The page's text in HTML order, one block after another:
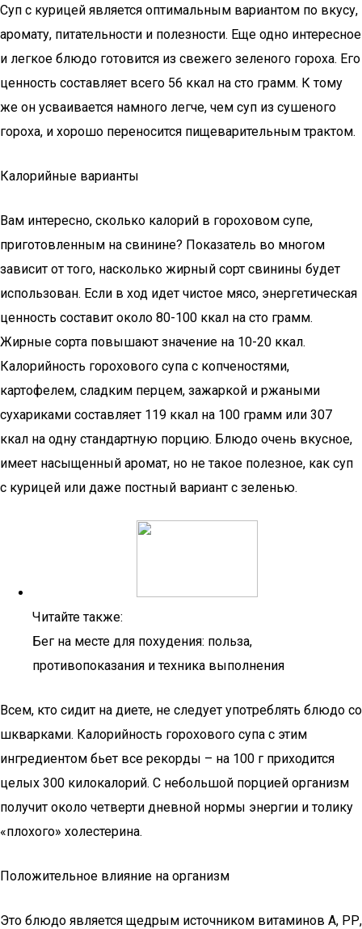
Суп с курицей является оптимальным вариантом по вкусу,
аромату, питательности и полезности. Еще одно интересное
и легкое блюдо готовится из свежего зеленого гороха. Его
ценность составляет всего 56 ккал на сто грамм. К тому
же он усваивается намного легче, чем суп из сушеного
гороха, и хорошо переносится пищеварительным трактом.
Калорийные варианты
Вам интересно, сколько калорий в гороховом супе,
приготовленным на свинине? Показатель во многом
зависит от того, насколько жирный сорт свинины будет
использован. Если в ход идет чистое мясо, энергетическая
ценность составит около 80-100 ккал на сто грамм.
Жирные сорта повышают значение на 10-20 ккал.
Калорийность горохового супа с копченостями,
картофелем, сладким перцем, зажаркой и ржаными
сухариками составляет 119 ккал на 100 грамм или 307
ккал на одну стандартную порцию. Блюдо очень вкусное,
имеет насыщенный аромат, но не такое полезное, как суп
с курицей или даже постный вариант с зеленью.
Читайте также:
Бег на месте для похудения: польза,
противопоказания и техника выполнения
Всем, кто сидит на диете, не следует употреблять блюдо со
шкварками. Калорийность горохового супа с этим
ингредиентом бьет все рекорды – на 100 г приходится
целых 300 килокалорий. С небольшой порцией организм
получит около четверти дневной нормы энергии и толику
«плохого» холестерина.
Положительное влияние на организм
Это блюдо является щедрым источником витаминов А, РР,